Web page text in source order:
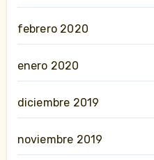
febrero 2020
enero 2020
diciembre 2019
noviembre 2019